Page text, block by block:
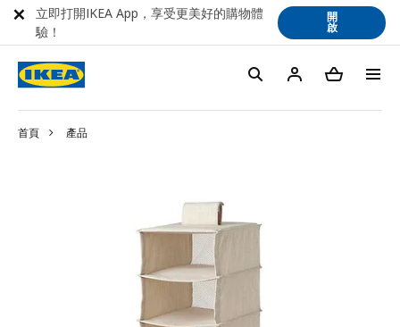
首頁 產品
立即打開IKEA App，享受更美好的購物體
驗！
開
啟